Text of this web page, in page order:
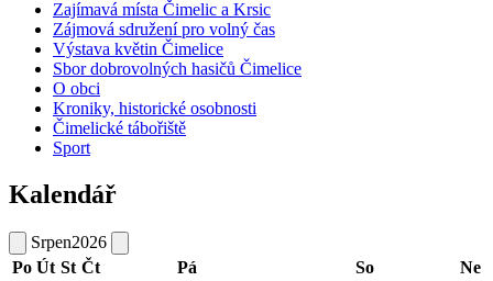
Zajímavá místa Čimelic a Krsic
Zájmová sdružení pro volný čas
Výstava květin Čimelice
Sbor dobrovolných hasičů Čimelice
O obci
Kroniky, historické osobnosti
Čimelické tábořiště
Sport
Kalendář
Srpen2026
Po Út St Čt Pá So Ne